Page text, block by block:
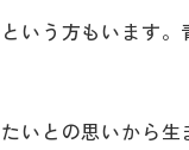
いう方もいます
いとの思いから